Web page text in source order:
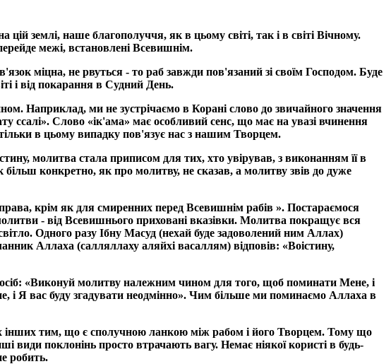
землі, наше благополуччя, як в цьому світі, так і в світі Вічному.
межі, встановлені Всевишнім.
міцна, не рвуться - то раб завжди пов'язаний зі своїм Господом. Буде
і від покарання в Судний День.
Наприклад, ми не зустрічаємо в Корані слово до звичайного значення
ссалі». Слово «ік'ама» має особливий сенс, що має на увазі вчинення
в цьому випадку пов'язує нас з нашим Творцем.
молитва стала приписом для тих, хто увірував, з виконанням її в
конкретно, як про молитву, не сказав, а молитву звів до дуже
крім як для смиренних перед Всевишнім рабів ». Постараємося
- від Всевишнього приховані вказівки. Молитва покращує вся
Одного разу Ібну Масуд (нехай буде задоволений ним Аллах)
Аллаха (салляллаху аляйхі васаллям) відповів: «Воістину,
«Виконуй молитву належним чином для того, щоб поминати Мене, і
і Я вас буду згадувати неодмінно». Чим більше ми поминаємо Аллаха в
інших тим, що є сполучною ланкою між рабом і його Творцем. Тому що
види поклонінь просто втрачають вагу. Немає ніякої користі в будь-
робить.